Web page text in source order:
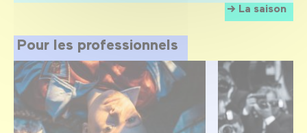
La saison
Pour les professionnels